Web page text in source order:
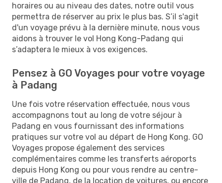
horaires ou au niveau des dates, notre outil vous
permettra de réserver au prix le plus bas. S’il s'agit
d'un voyage prévu à la dernière minute, nous vous
aidons à trouver le vol Hong Kong-Padang qui
s’adaptera le mieux à vos exigences.
Pensez à GO Voyages pour votre voyage
à Padang
Une fois votre réservation effectuée, nous vous
accompagnons tout au long de votre séjour à
Padang en vous fournissant des informations
pratiques sur votre vol au départ de Hong Kong. GO
Voyages propose également des services
complémentaires comme les transferts aéroports
depuis Hong Kong ou pour vous rendre au centre-
ville de Padang, de la location de voitures, ou encore